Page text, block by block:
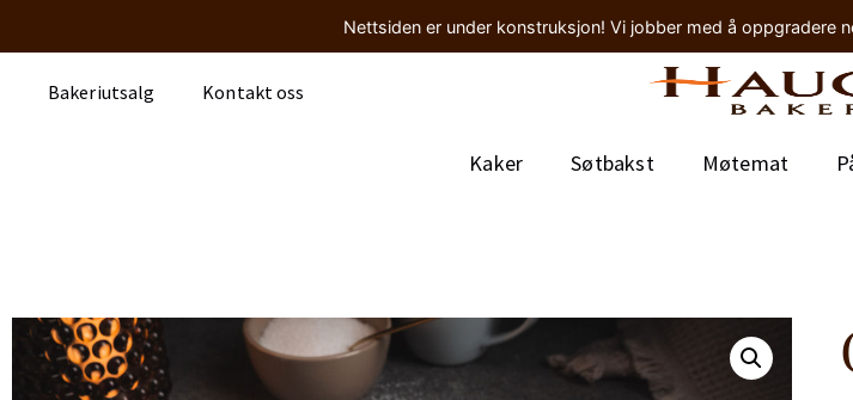
Nettsiden er under konstruksjon! Vi jobber med å oppgradere
Bakeriutsalg Kontakt oss
Kaker Søtbakst Møtemat